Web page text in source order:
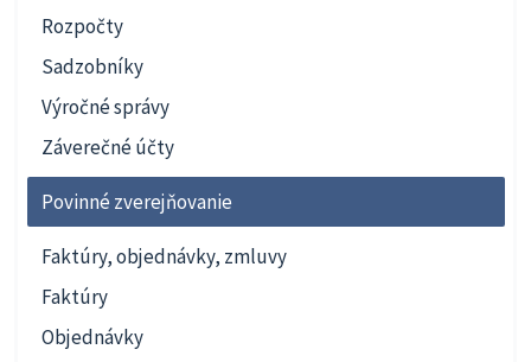
Rozpočty
Sadzobníky
Výročné správy
Záverečné účty
Povinné zverejňovanie
Faktúry, objednávky, zmluvy
Faktúry
Objednávky